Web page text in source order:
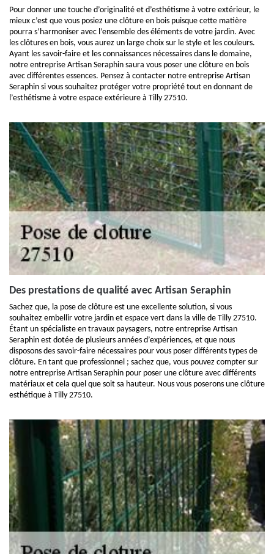
Pour donner une touche d’originalité et d’esthétisme à votre extérieur, le
mieux c’est que vous posiez une clôture en bois puisque cette matière
pourra s’harmoniser avec l’ensemble des éléments de votre jardin. Avec
les clôtures en bois, vous aurez un large choix sur le style et les couleurs.
Ayant les savoir-faire et les connaissances nécessaires dans le domaine,
notre entreprise Artisan Seraphin saura vous poser une clôture en bois
avec différentes essences. Pensez à contacter notre entreprise Artisan
Seraphin si vous souhaitez protéger votre propriété tout en donnant de
l’esthétisme à votre espace extérieure à Tilly 27510.
Des prestations de qualité avec Artisan Seraphin
Sachez que, la pose de clôture est une excellente solution, si vous
souhaitez embellir votre jardin et espace vert dans la ville de Tilly 27510.
Étant un spécialiste en travaux paysagers, notre entreprise Artisan
Seraphin est dotée de plusieurs années d’expériences, et que nous
disposons des savoir-faire nécessaires pour vous poser différents types de
clôture. En tant que professionnel ; sachez que, vous pouvez compter sur
notre entreprise Artisan Seraphin pour poser une clôture avec différents
matériaux et cela quel que soit sa hauteur. Nous vous poserons une clôture
esthétique à Tilly 27510.